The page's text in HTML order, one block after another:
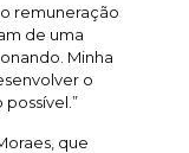
remuneração
de uma
Minha
o
que